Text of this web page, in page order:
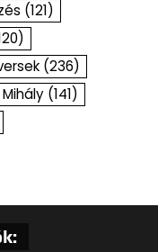
(121)
(236)
(141)